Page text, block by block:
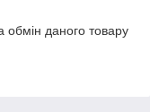
даного товару